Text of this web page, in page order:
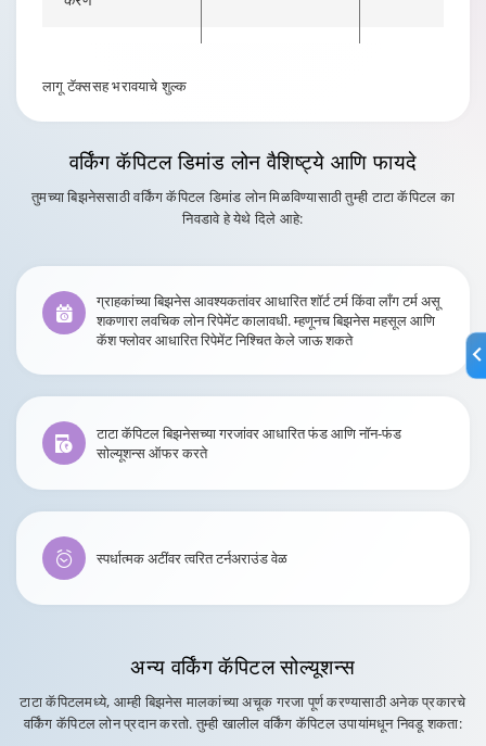
वास्तविक नुसार
सिक्युरिटी ट्रस्ट
शुल्क
वास्तविक नुसार
लागू टॅक्ससह भरावयाचे शुल्क
वर्किंग कॅपिटल डिमांड लोनवैशिष्ट्ये आणि फायदे
तुमच्या बिझनेससाठी वर्किंग कॅपिटल डिमांड लोन मिळविण्यासाठी तुम्ही टाटा कॅपिटल का
निवडावे हे येथे दिले आहे:
ग्राहकांच्या बिझनेस आवश्यकतांवर आधारित शॉर्ट टर्म किंवा लाँग टर्म असू
शकणारा लवचिक लोन रिपेमेंट कालावधी. म्हणूनच बिझनेस महसूल आणि
कॅश फ्लोवर आधारित रिपेमेंट निश्चित केले जाऊ शकते
टाटा कॅपिटल बिझनेसच्या गरजांवर आधारित फंड आणि नॉन-फंड
सोल्यूशन्स ऑफर करते
स्पर्धात्मक अटींवर त्वरित टर्नअराउंड वेळ
अन्यवर्किंग कॅपिटल सोल्यूशन्स
टाटा कॅपिटलमध्ये, आम्ही बिझनेस मालकांच्या अचूक गरजा पूर्ण करण्यासाठी अनेक प्रकारचे
वर्किंग कॅपिटल लोन प्रदान करतो. तुम्ही खालील वर्किंग कॅपिटल उपायांमधून निवडू शकता: